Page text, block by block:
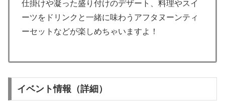
仕掛けや凝った盛り付けのデザート、料理やスイ
ーツをドリンクと一緒に味わうアフタヌーンティ
ーセットなどが楽しめちゃいますよ！
イベント情報（詳細）